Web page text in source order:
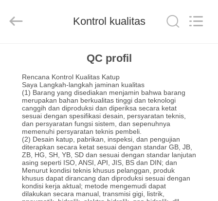
PRODUK
VIDEO
TENTANG
KAMI
TUR
Equipment
Co.,Ltd.
Kontrol kualitas
QC profil
Rencana Kontrol Kualitas Katup
Saya Langkah-langkah jaminan kualitas
(1) Barang yang disediakan menjamin bahwa barang
merupakan bahan berkualitas tinggi dan teknologi
canggih dan diproduksi dan diperiksa secara ketat
sesuai dengan spesifikasi desain, persyaratan teknis,
dan persyaratan fungsi sistem, dan sepenuhnya
memenuhi persyaratan teknis pembeli.
(2) Desain katup, pabrikan, inspeksi, dan pengujian
diterapkan secara ketat sesuai dengan standar GB, JB,
ZB, HG, SH, YB, SD dan sesuai dengan standar lanjutan
asing seperti ISO, ANSI, API, JIS, BS dan DIN; dan
Menurut kondisi teknis khusus pelanggan, produk
khusus dapat dirancang dan diproduksi sesuai dengan
kondisi kerja aktual; metode mengemudi dapat
dilakukan secara manual, transmisi gigi, listrik,